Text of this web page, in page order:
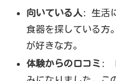
向いている人 : 生活
食器を探している方
が好きな方。
体験からの口コミ :